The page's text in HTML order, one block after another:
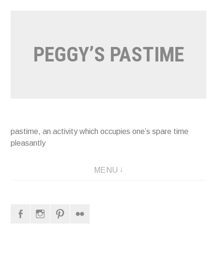
springenPEGGY’S PASTIME
pastime, an activity which occupies one’s spare time
pleasantly
MENU
FacebookInstagram